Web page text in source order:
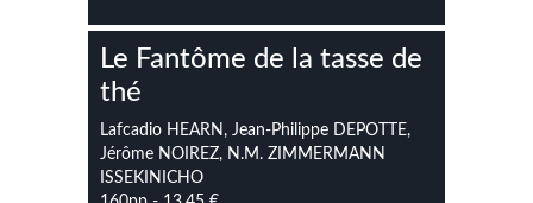
Le Bélial'
Une Heure-Lumière
Archive du Futur
Parallaxe
Le Fantôme de la tasse de
thé
Lafcadio HEARN, Jean-Philippe DEPOTTE,
Jérôme NOIREZ, N.M. ZIMMERMANN
ISSEKINICHO